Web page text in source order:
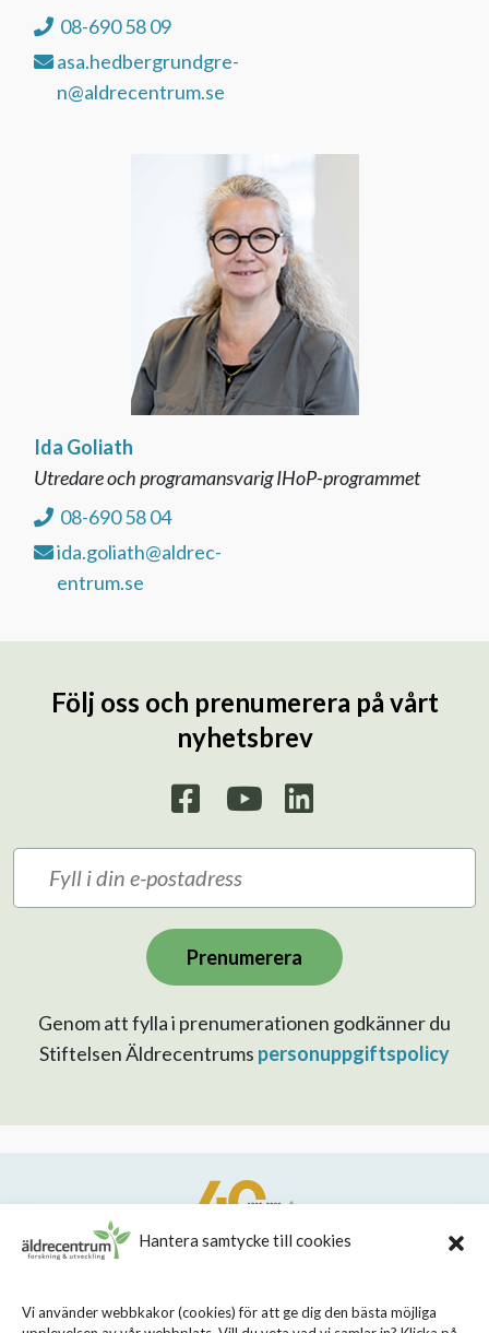
Hantera samtycke till cookies
Vi använder webbkakor (cookies) för att ge dig den bästa möjliga
08-690 58 09
asa.hedbergrundgre-
n@aldrecentrum.se
Ida Goliath
Utredare och programansvarig IHoP-programmet
08-690 58 04
ida.goliath@aldrec-
entrum.se
Följ oss och prenumerera på vårt
nyhetsbrev
Prenumerera
Genom att fylla i prenumerationen godkänner du
Stiftelsen Äldrecentrums personuppgiftspolicy